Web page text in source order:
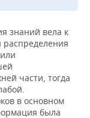
знаний вела к
распределения
части, тогда
в основном
была